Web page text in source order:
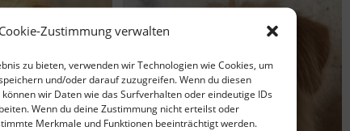
Cookie-Zustimmung verwalten
zu bieten, verwenden wir Technologien wie Cookies, um
und/oder darauf zuzugreifen. Wenn du diesen
wir Daten wie das Surfverhalten oder eindeutige IDs
Wenn du deine Zustimmung nicht erteilst oder
Merkmale und Funktionen beeinträchtigt werden.